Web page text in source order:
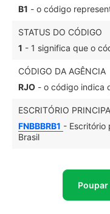
B1 - o código
STATUS DO CÓDIGO
1 - 1 significa que o
CÓDIGO DA AGÊNCIA
RJO - o código indica
ESCRITÓRIO
FNBBBRB1 - Escritório
Brasil